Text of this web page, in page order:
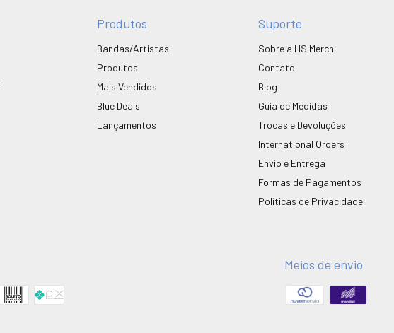
Produtos
Bandas/Artistas
Produtos
Mais Vendidos
Blue Deals
Lançamentos
Suporte
Sobre a HS Merch
Contato
Blog
Guia de Medidas
Trocas e Devoluções
International Orders
Envio e Entrega
Formas de Pagamentos
Políticas de Privacidade
Meios de envio